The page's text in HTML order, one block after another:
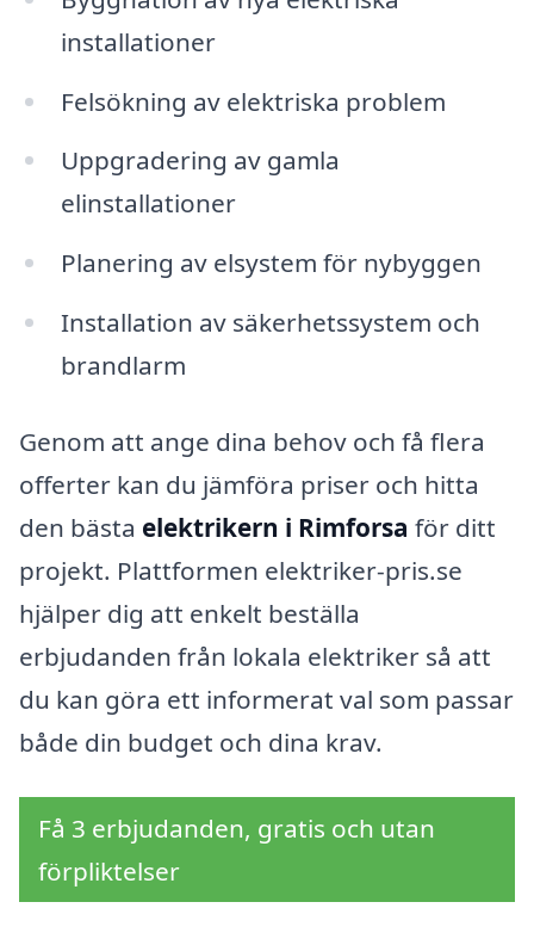
installationer
Felsökning av elektriska problem
Uppgradering av gamla
elinstallationer
Planering av elsystem för nybyggen
Installation av säkerhetssystem och
brandlarm
Genom att ange dina behov och få flera
offerter kan du jämföra priser och hitta
den bästa elektrikern i Rimforsa för ditt
projekt. Plattformen elektriker-pris.se
hjälper dig att enkelt beställa
erbjudanden från lokala elektriker så att
du kan göra ett informerat val som passar
både din budget och dina krav.
Få 3 erbjudanden, gratis och utan
förpliktelser